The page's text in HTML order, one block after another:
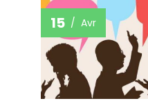
15 Avr